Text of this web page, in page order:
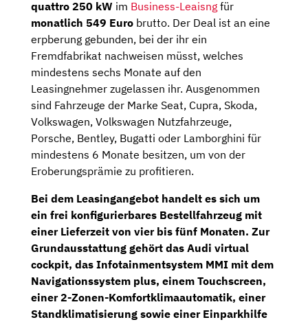
quattro 250 kW im Business-Leaisng für
monatlich 549 Euro brutto. Der Deal ist an eine
erpberung gebunden, bei der ihr ein
Fremdfabrikat nachweisen müsst, welches
mindestens sechs Monate auf den
Leasingnehmer zugelassen ihr. Ausgenommen
sind Fahrzeuge der Marke Seat, Cupra, Skoda,
Volkswagen, Volkswagen Nutzfahrzeuge,
Porsche, Bentley, Bugatti oder Lamborghini für
mindestens 6 Monate besitzen, um von der
Eroberungsprämie zu profitieren.
Bei dem Leasingangebot handelt es sich um
ein frei konfigurierbares Bestellfahrzeug mit
einer Lieferzeit von vier bis fünf Monaten. Zur
Grundausstattung gehört das Audi virtual
cockpit, das Infotainmentsystem MMI mit dem
Navigationssystem plus, einem Touchscreen,
einer 2-Zonen-Komfortklimaautomatik, einer
Standklimatisierung sowie einer Einparkhilfe